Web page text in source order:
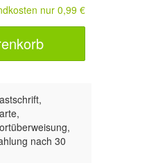
nur 0,99 €
nach 30